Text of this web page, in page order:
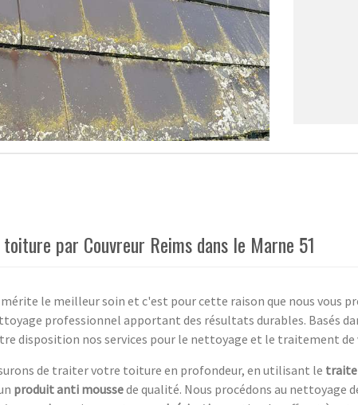
par Couvreur Reims dans le Marne 51
le meilleur soin et c'est pour cette raison que nous vous
professionnel apportant des résultats durables. Basés
disposition nos services pour le nettoyage et le traitement
de traiter votre toiture en profondeur, en utilisant le
produit anti moussede qualité. Nous procédons au nettoyage